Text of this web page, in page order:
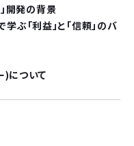
発の背景
ぶ「利益」と「信頼」のバ
について